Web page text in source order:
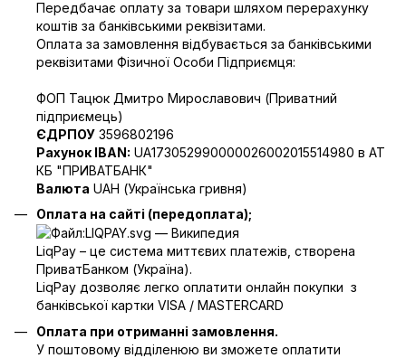
Передбачає оплату за товари шляхом перерахунку
коштів за банківськими реквізитами.
Оплата за замовлення відбувається за банківськими
реквізитами Фізичної Особи Підприємця:
ФОП Тацюк Дмитро Мирославович (Приватний
пiдприємець)
ЄДРПОУ 3596802196
Рахунок IBAN: UA173052990000026002015514980 в АТ
КБ "ПРИВАТБАНК"
Валюта UAH (Українська гривня)
Оплата на сайті (передоплата);
LiqPay – це система миттєвих платежів, створена
ПриватБанком (Україна).
LiqPay дозволяє легко оплатити онлайн покупки з
банківської картки VISA / MASTERCARD
Оплата при отриманні замовлення.
У поштовому відділенюю ви зможете оплатити